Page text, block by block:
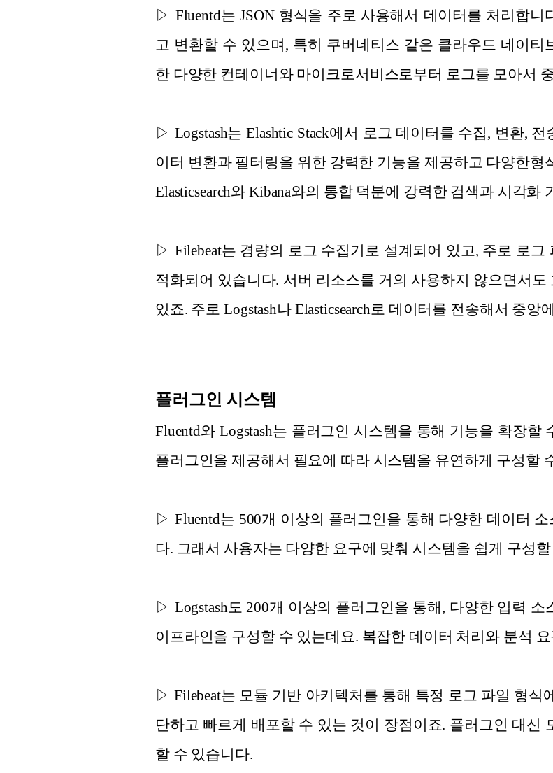
▷ Fluentd는 JSON 형식을 주로 사용해서 데이터를 처리합
고 변환할 수 있으며, 특히 쿠버네티스 같은 클라우드 네이티
한 다양한 컨테이너와 마이크로서비스로부터 로그를 모아서
▷ Logstash는 Elashtic Stack에서 로그 데이터를 수집, 변환,
이터 변환과 필터링을 위한 강력한 기능을 제공하고 다양한형
Elasticsearch와 Kibana와의 통합 덕분에 강력한 검색과 시각화
▷ Filebeat는 경량의 로그 수집기로 설계되어 있고, 주로 로그
적화되어 있습니다. 서버 리소스를 거의 사용하지 않으면서
있죠. 주로 Logstash나 Elasticsearch로 데이터를 전송해서 중
플러그인 시스템
Fluentd와 Logstash는 플러그인 시스템을 통해 기능을 확장할
플러그인을 제공해서 필요에 따라 시스템을 유연하게 구성할
▷ Fluentd는 500개 이상의 플러그인을 통해 다양한 데이터
다. 그래서 사용자는 다양한 요구에 맞춰 시스템을 쉽게 구성
▷ Logstash도 200개 이상의 플러그인을 통해, 다양한 입력
이프라인을 구성할 수 있는데요. 복잡한 데이터 처리와 분석
▷ Filebeat는 모듈 기반 아키텍처를 통해 특정 로그 파일 형식
단하고 빠르게 배포할 수 있는 것이 장점이죠. 플러그인 대신
할 수 있습니다.